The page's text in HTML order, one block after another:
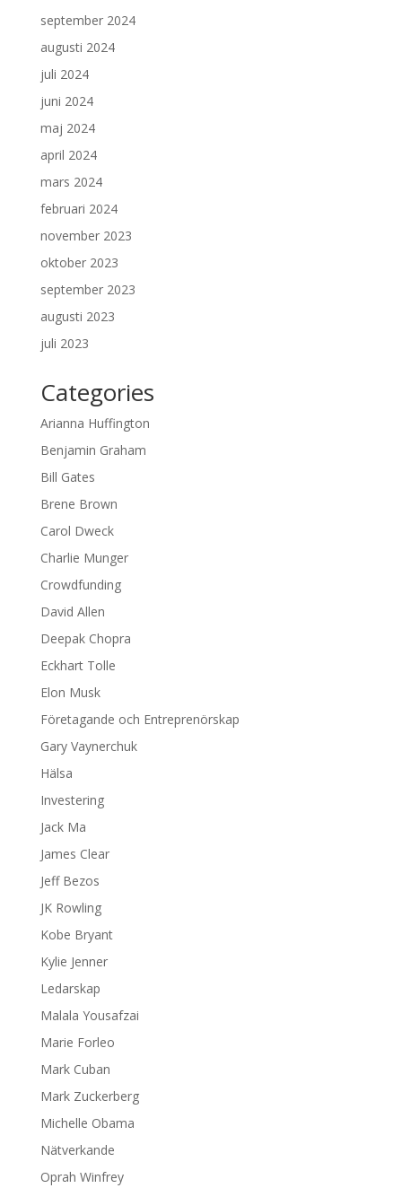
september 2024
augusti 2024
juli 2024
juni 2024
maj 2024
april 2024
mars 2024
februari 2024
november 2023
oktober 2023
september 2023
augusti 2023
juli 2023
Categories
Arianna Huffington
Benjamin Graham
Bill Gates
Brene Brown
Carol Dweck
Charlie Munger
Crowdfunding
David Allen
Deepak Chopra
Eckhart Tolle
Elon Musk
Företagande och Entreprenörskap
Gary Vaynerchuk
Hälsa
Investering
Jack Ma
James Clear
Jeff Bezos
JK Rowling
Kobe Bryant
Kylie Jenner
Ledarskap
Malala Yousafzai
Marie Forleo
Mark Cuban
Mark Zuckerberg
Michelle Obama
Nätverkande
Oprah Winfrey